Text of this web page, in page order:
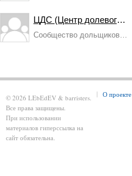
ЦДС (Центр долевого строительства)
Сообщество дольщиков (пайщиков) ЦДС
О проекте
© 2026 LEbEdEV & barristers.
Все права защищены.
При использовании
материалов гиперссылка на
сайт обязательна.